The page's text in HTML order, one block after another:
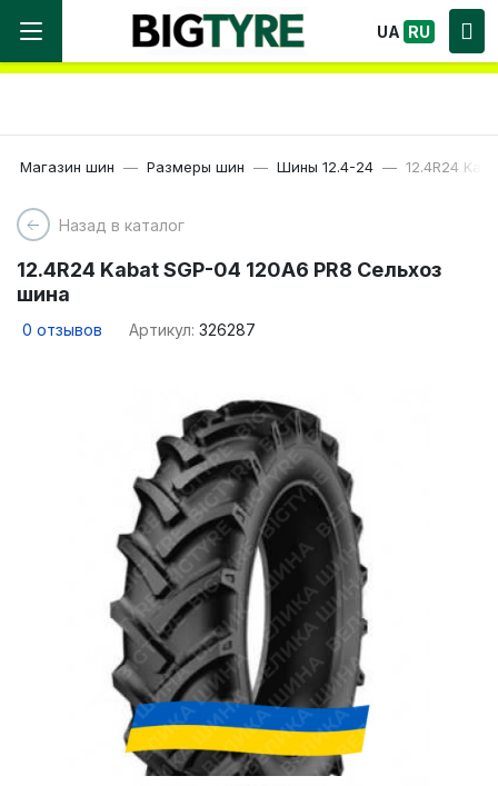
Мы работаем! Большой выбор Шин, быстрая
доставка по Украине!
UA RU
Магазин шин Размеры шин Шины 12.4-24 12.4R24
Назад в каталог
12.4R24 Kabat SGP-04 120A6 PR8 Сельхоз
шина
0 отзывов Артикул: 326287